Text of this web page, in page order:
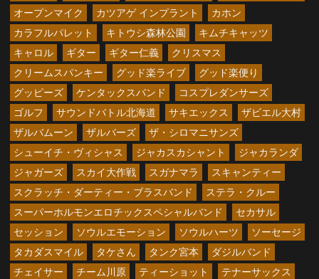
オープンマイク
カツアゲ インプラント
カホン
カラフルパレット
キトウシ森林公園
キムチキャッツ
キャロル
ギター ギター仁義
クリスマス
クリームスパンキー
グッド楽ライブ
グッド楽便り
グッピーズ
ケンタックスバンド
コスプレダンサーズ
ゴルフ
サウンドバトル北海道 サキエックス
ザビエル大村
ザルバムーン
ザルバーズ
ザ・シロマニサンズ
シューイチ・ヴィシャス
ジャカスカシャント
ジャカランダ
ジャガーズ
スカイ大作戦 スガナマラ
スキャンティー
スクラッチ・ダーティー・ブラスバンド
ステラ・クルー
スーパーホルモンエロチックスペシャルバンド
セカサル
セッション
ソウルエモーション ソウルハーツ
ソーセージ
タカダスマイル
タケさん タンク宮本
ダジルバンド
チェイサー
チーム川原 ティーショット
テナーサックス